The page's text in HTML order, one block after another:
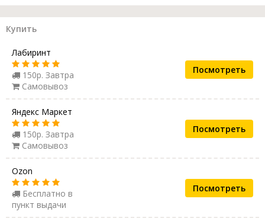
Купить
Лабиринт
150р. Завтра
Самовывоз
Посмотреть
Яндекс Маркет
150р. Завтра
Самовывоз
Посмотреть
Ozon
Бесплатно в
пункт выдачи
Посмотреть